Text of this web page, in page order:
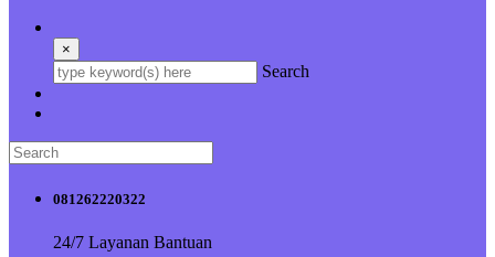
×
Search
081262220322
24/7 Layanan Bantuan